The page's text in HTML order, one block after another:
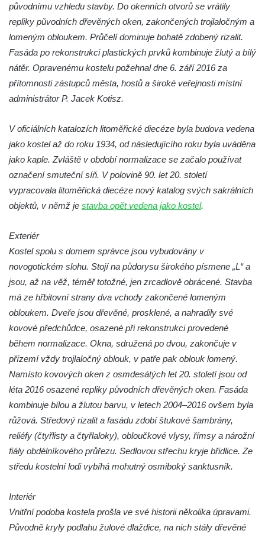
Jidášovo
Křížová cesta Římov – VI. kaple – Olivetská
hora (Getsemanská zahrada)
Křížová cesta Římov – V. kaple – Smutná
duše
Křížová cesta Římov – IV. kaple – Pustá ves
Křížová cesta Římov – I. kaple – Loučení
Ježíše s Pannou Marií
Kaple Panny Marie v Horním Třeboníně
Kaple v severní části Dolního Třebonína
Márnice na hřbitově v Rybniště
Kaple u kostela svatého Jiljí v Lužci nad
Vltavou
Kostel svatého Jiljí v Lužci nad Vltavou
Kostel Nanebevzetí Panny Marie v Hostíně
u Vojkovic
Kaple svatého Bartoloměje v Bukolu
Márnice na hřbitově v Lužci nad Vltavou
původnímu vzhledu stavby. Do okenních otvorů se vrátily
repliky původních dřevěných oken, zakončených trojlaločným a
lomeným obloukem. Průčelí dominuje bohatě zdobený rizalit.
Fasáda po rekonstrukci plastických prvků kombinuje žlutý a bílý
nátěr. Opravenému kostelu požehnal dne 6. září 2016 za
přítomnosti zástupců města, hostů a široké veřejnosti místní
administrátor P. Jacek Kotisz.
V oficiálních katalozích litoměřické diecéze byla budova vedena
jako kostel až do roku 1934, od následujícího roku byla uváděna
jako kaple. Zvláště v období normalizace se začalo používat
označení smuteční síň. V polovině 90. let 20. století
vypracovala litoměřická diecéze nový katalog svých sakrálních
objektů, v němž je stavba opět vedena jako kostel.
Exteriér
Kostel spolu s domem správce jsou vybudovány v
novogotickém slohu. Stojí na půdorysu širokého písmene „L“ a
jsou, až na věž, téměř totožné, jen zrcadlově obrácené. Stavba
má ze hřbitovní strany dva vchody zakončené lomeným
obloukem. Dveře jsou dřevěné, prosklené, a nahradily své
kovové předchůdce, osazené při rekonstrukci provedené
během normalizace. Okna, sdružená po dvou, zakončuje v
přízemí vždy trojlaločný oblouk, v patře pak oblouk lomený.
Namísto kovových oken z osmdesátých let 20. století jsou od
léta 2016 osazené repliky původních dřevěných oken. Fasáda
kombinuje bílou a žlutou barvu, v letech 2004–2016 ovšem byla
růžová. Středový rizalit a fasádu zdobí štukové šambrány,
reliéfy (čtyřlisty a čtyřlaloky), obloučkové vlysy, římsy a nárožní
fiály obdélníkového průřezu. Sedlovou střechu kryje břidlice. Ze
středu kostelní lodi vybíhá mohutný osmiboký sanktusník.
Interiér
Vnitřní podoba kostela prošla ve své historii několika úpravami.
Původně kryly podlahu žulové dlaždice, na nich stály dřevěné